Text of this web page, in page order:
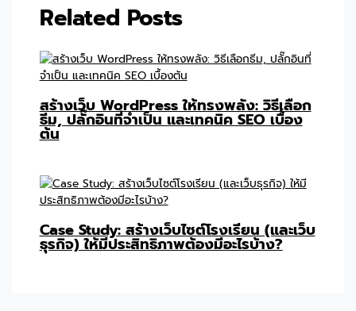
Related Posts
สร้างเว็บ WordPress ให้ทรงพลัง: วิธีเลือก
ธีม, ปลั๊กอินที่จำเป็น และเทคนิค SEO เบื้อง
ต้น
Case Study: สร้างเว็บไซต์โรงเรียน (และเว็บ
ธุรกิจ) ให้มีประสิทธิภาพต้องมีอะไรบ้าง?